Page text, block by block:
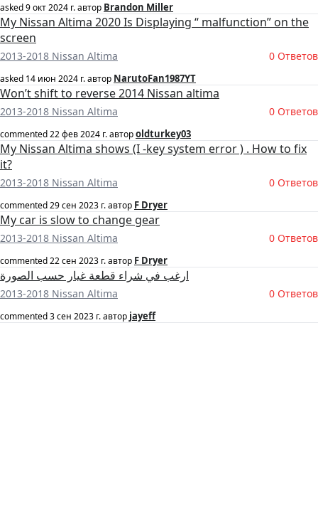
asked9 окт 2024 г.автор Brandon Miller
My Nissan Altima 2020 Is Displaying “ malfunction” on the
screen
2013-2018 Nissan Altima 0 Ответов
asked 14 июн 2024 г.автор NarutoFan1987YT
Won’t shift to reverse 2014 Nissan altima
2013-2018 Nissan Altima 0 Ответов
commented22 фев 2024 г.авторoldturkey03
My Nissan Altima shows (I -key system error ) . How to fix
it?
2013-2018 Nissan Altima 0 Ответов
commented29 сен 2023 г.автор F Dryer
My car is slow to change gear
2013-2018 Nissan Altima 0 Ответов
commented22 сен 2023 г.автор F Dryer
ارغب في شراء قطعة غيار حسب الصورة
2013-2018 Nissan Altima 0 Ответов
commented3 сен 2023 г.автор jayeff